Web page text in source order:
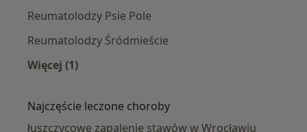
Reumatolodzy Psie Pole
Reumatolodzy Śródmieście
Więcej (1)
Najczęście leczone choroby
łuszczycowe zapalenie stawów w Wrocławiu